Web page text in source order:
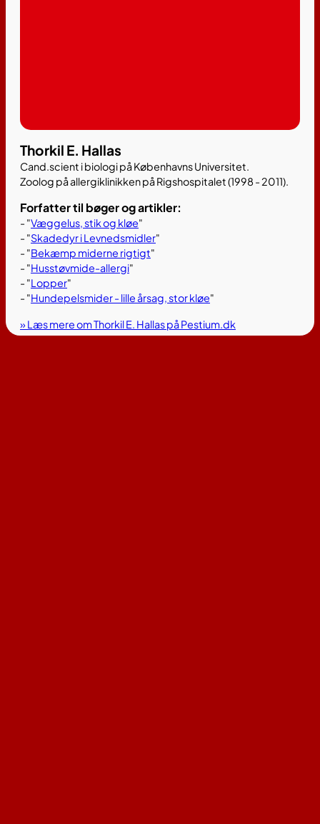
Thorkil E. Hallas
Cand.scient i biologi på Københavns Universitet.
Zoolog på allergiklinikken på Rigshospitalet (1998 - 2011).
Forfatter til bøger og artikler:
- "Væggelus, stik og kløe"
- "Skadedyr i Levnedsmidler"
- "Bekæmp miderne rigtigt"
- "Husstøvmide-allergi"
- "Lopper"
- "Hundepelsmider - lille årsag, stor kløe"
» Læs mere om Thorkil E. Hallas på Pestium.dk